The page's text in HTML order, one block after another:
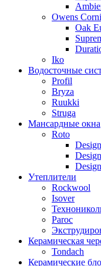
Owens
Oak
Iko
Водосточные
Profil
Bryza
Ruukki
Struga
Мансардные окна
Roto
Утеплители
Rockwool
Isover
Paroc
Керамическая
Tondach
Керамические